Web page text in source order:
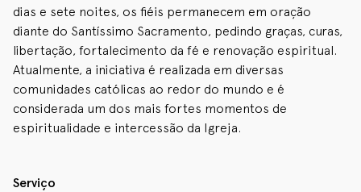
dias e sete noites, os fiéis permanecem em oração
diante do Santíssimo Sacramento, pedindo graças, curas,
libertação, fortalecimento da fé e renovação espiritual.
Atualmente, a iniciativa é realizada em diversas
comunidades católicas ao redor do mundo e é
considerada um dos mais fortes momentos de
espiritualidade e intercessão da Igreja.
Serviço